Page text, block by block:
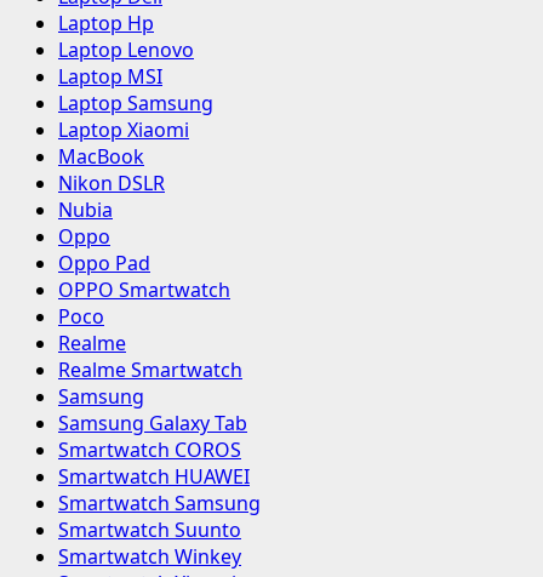
Laptop Hp
Laptop Lenovo
Laptop MSI
Laptop Samsung
Laptop Xiaomi
MacBook
Nikon DSLR
Nubia
Oppo
Oppo Pad
OPPO Smartwatch
Poco
Realme
Realme Smartwatch
Samsung
Samsung Galaxy Tab
Smartwatch COROS
Smartwatch HUAWEI
Smartwatch Samsung
Smartwatch Suunto
Smartwatch Winkey